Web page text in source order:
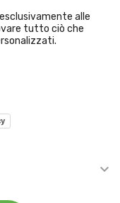
alle
tutto ciò che
